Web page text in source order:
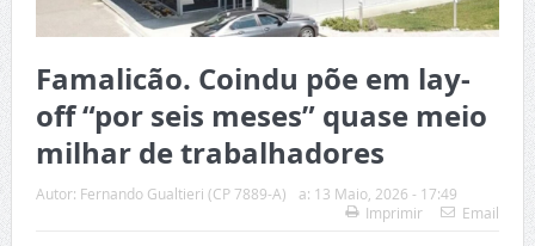
Famalicão. Coindu põe em lay-
off “por seis meses” quase meio
milhar de trabalhadores
Autor: Fernando Gualtieri (CP 7889-A) a: 13 Maio, 2026 - 17:49
Imprimir
Email